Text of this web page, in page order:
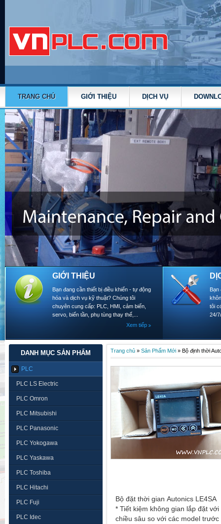
TRANG CHỦ GIỚI THIỆU DỊCH VỤ
GIỚI THIỆU
Bạn đang cần thiết bị điều khiển - tự động
hóa và dịch vụ kỹ thuật? Chúng tôi
chuyên cung cấp: PLC, HMI, cảm biến,
servo, biến tần, phụ tùng thay thế,...
Xem tiếp
Bạn
tôi
24/
DANH MỤC SẢN PHẨM
PLC
PLC LS Electric
PLC Omron
PLC Mitsubishi
PLC Panasonic
PLC Yokogawa
PLC Yaskawa
PLC Toshiba
PLC Hitachi
PLC Fuji
PLC Idec
Trang chủ » Sản Phẩm Mới » Bộ định thời
Bộ đặt thời gian Autonics LE4SA
* Tiết kiệm không gian lắp đặt với thiết kế nhỏ gọn :